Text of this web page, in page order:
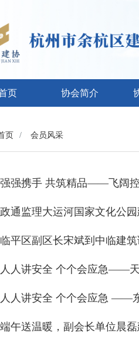
页 协会简介
页 会员风采
强强携手 共筑精品——飞阔控
政通监理大运河国家文化公
临平区副区长宋斌到中临建
人人讲安全 个个会应急——
人人讲安全 个个会应急 ——
端午送温暖，副会长单位晨